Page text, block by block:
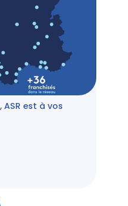
ASR est à vos